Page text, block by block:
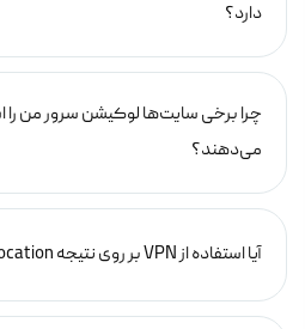
دارد؟
چرا برخی سایت‌ها لوکیشن سرور من
می‌دهند؟
آیا استفاده از VPN بر روی نتیجه IP Geolocation تاثیر دارد؟